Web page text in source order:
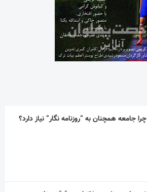
چرا جامعه همچنان به “روزنامه نگار” نیاز دارد؟